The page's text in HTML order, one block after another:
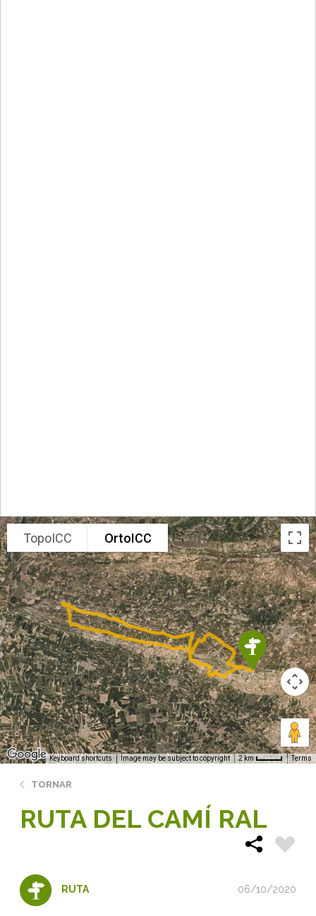
TopoICC OrtoICC
Keyboard shortcuts Image may be subject to copyright 2 km Terms
TORNAR
RUTA DEL CAMÍ RAL
RUTA 06/10/2020